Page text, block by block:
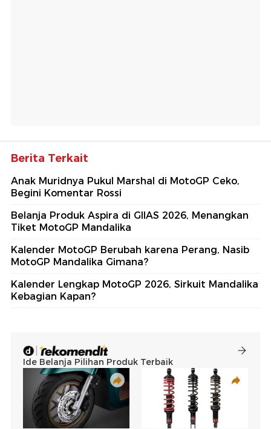
Berita Terkait
Anak Muridnya Pukul Marshal di MotoGP Ceko,
Begini Komentar Rossi
Belanja Produk Aspira di GIIAS 2026, Menangkan
Tiket MotoGP Mandalika
Kalender MotoGP Berubah karena Perang, Nasib
MotoGP Mandalika Gimana?
Kalender Lengkap MotoGP 2026, Sirkuit Mandalika
Kebagian Kapan?